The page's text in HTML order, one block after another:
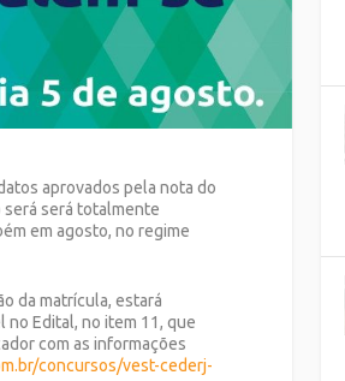
aprovados pela nota do
será será totalmente
em agosto, no regime
da matrícula, estará
Edital, no item 11, que
com as informações
concursos/vest-cederj-